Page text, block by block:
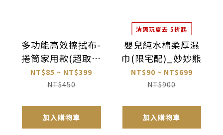
多功能高效擦拭布-
捲筒家用款(超取最
多4捲)_力可潔
NT$85 ~ NT$399
NT$450
加入購物車
清爽玩夏去 5折起
嬰兒純水棉柔厚濕
巾(限宅配)_妙妙熊
NT$90 ~ NT$699
NT$900
加入購物車